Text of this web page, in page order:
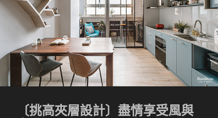
〔挑高夾層設計〕盡情享受風與